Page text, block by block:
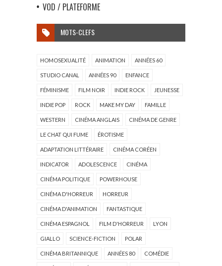
VOD / PLATEFORME
MOTS-CLEFS
HOMOSEXUALITÉ ANIMATION ANNÉES 60
STUDIO CANAL ANNÉES 90 ENFANCE
FÉMINISME FILM NOIR INDIE ROCK JEUNESSE
INDIE POP ROCK MAKE MY DAY FAMILLE
WESTERN CINÉMA ANGLAIS CINÉMA DE GENRE
LE CHAT QUI FUME ÉROTISME
ADAPTATION LITTÉRAIRE CINÉMA CORÉEN
INDICATOR ADOLESCENCE CINÉMA
CINÉMA POLITIQUE POWERHOUSE
CINÉMA D'HORREUR HORREUR
CINÉMA D'ANIMATION FANTASTIQUE
CINÉMA ESPAGNOL FILM D'HORREUR LYON
GIALLO SCIENCE-FICTION POLAR
CINÉMA BRITANNIQUE ANNÉES 80 COMÉDIE